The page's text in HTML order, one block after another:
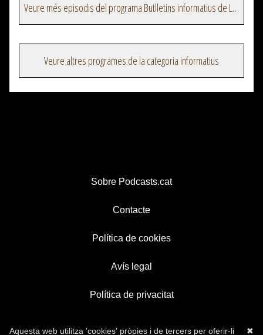
Veure més episodis del programa Butlletins informatius de La Xarxa
Veure altres programes de la categoria informatius
Sobre Podcasts.cat
Contacte
Política de cookies
Avís legal
Política de privacitat
✖
Aquesta web utilitza 'cookies' pròpies i de tercers per oferir-li